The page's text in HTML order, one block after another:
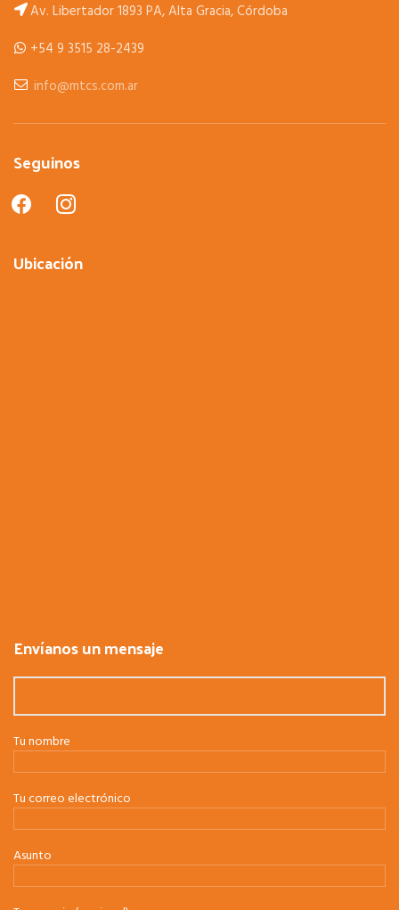
Av. Libertador 1893 PA, Alta Gracia, Córdoba
+54 9 3515 28-2439
info@mtcs.com.ar
Seguinos
facebookinstagram
Ubicación
Envíanos un mensaje
Tu nombre
Tu correo electrónico
Asunto